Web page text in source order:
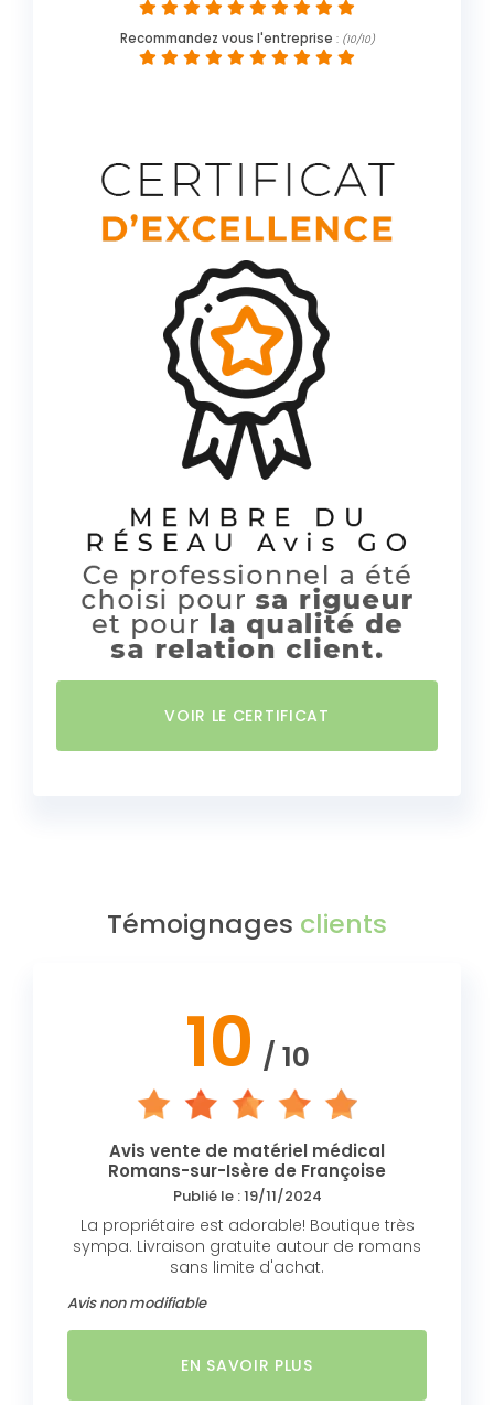
Recommandez vous l'entreprise : (10/10)
VOIR LE CERTIFICAT
Témoignages clients
10 / 10
Avis vente de matériel médical
Romans-sur-Isère de Françoise
Publié le : 19/11/2024
La propriétaire est adorable! Boutique très
sympa. Livraison gratuite autour de romans
sans limite d'achat.
Avis non modifiable
EN SAVOIR PLUS